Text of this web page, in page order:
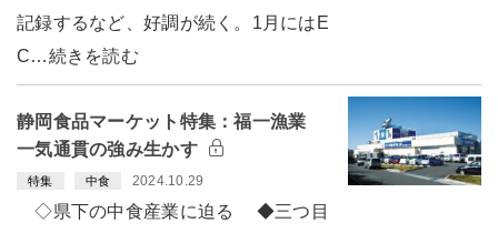
記録するなど、好調が続く。1月にはE
C…続きを読む
静岡食品マーケット特集：福一漁業
一気通貫の強み生かす
特集 中食 2024.10.29
◇県下の中食産業に迫る ◆三つ目